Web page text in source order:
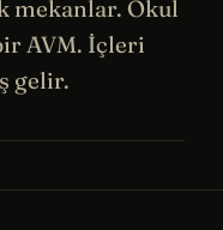
mekanlar. Okul
AVM. İçleri
gelir.